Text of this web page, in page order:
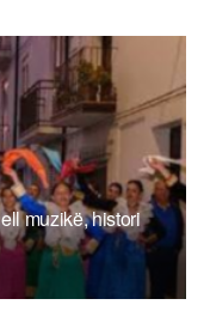
muzikë, histori